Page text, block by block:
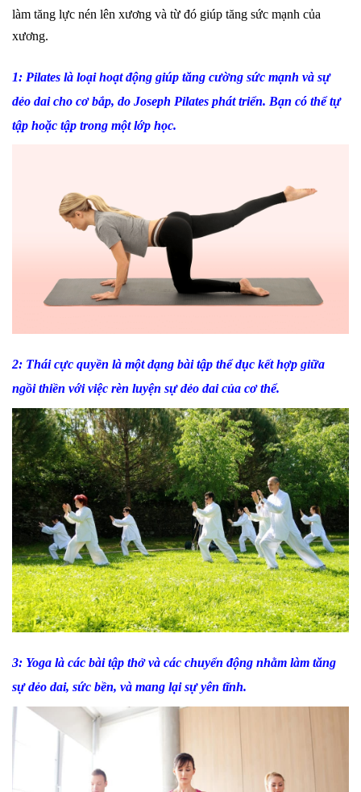
làm tăng lực nén lên xương và từ đó giúp tăng sức mạnh của
xương.
1: Pilates là loại hoạt động giúp tăng cường sức mạnh và sự
dẻo dai cho cơ bắp, do Joseph Pilates phát triển. Bạn có thể tự
tập hoặc tập trong một lớp học.
2: Thái cực quyền là một dạng bài tập thể dục kết hợp giữa
ngồi thiền với việc rèn luyện sự dẻo dai của cơ thể.
3: Yoga là các bài tập thở và các chuyển động nhằm làm tăng
sự dẻo dai, sức bền, và mang lại sự yên tĩnh.